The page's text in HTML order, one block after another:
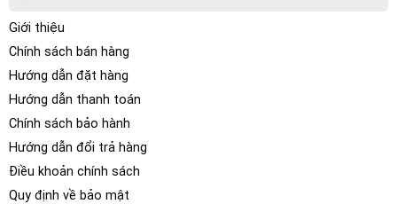
Giới thiệu
Chính sách bán hàng
Hướng dẫn đặt hàng
Hướng dẫn thanh toán
Chính sách bảo hành
Hướng dẫn đổi trả hàng
Điều khoản chính sách
Quy định về bảo mật